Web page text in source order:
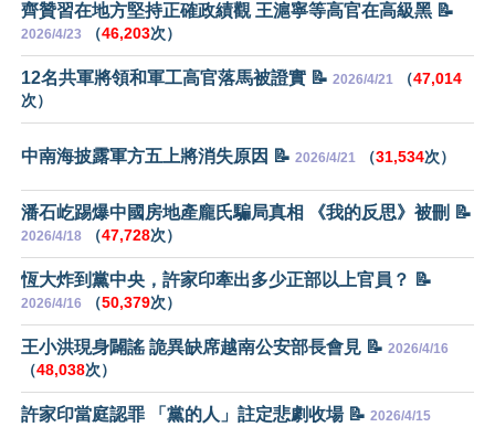
齊贊習在地方堅持正確政績觀 王滬寧等高官在高級黑 📝
2026/4/23 （46,203次）
12名共軍將領和軍工高官落馬被證實 📝 2026/4/21 （47,014
次）
中南海披露軍方五上將消失原因 📝 2026/4/21 （31,534次）
潘石屹踢爆中國房地產龐氏騙局真相 《我的反思》被刪 📝
2026/4/18 （47,728次）
恆大炸到黨中央，許家印牽出多少正部以上官員？ 📝
2026/4/16 （50,379次）
王小洪現身闢謠 詭異缺席越南公安部長會見 📝 2026/4/16
（48,038次）
許家印當庭認罪 「黨的人」註定悲劇收場 📝 2026/4/15